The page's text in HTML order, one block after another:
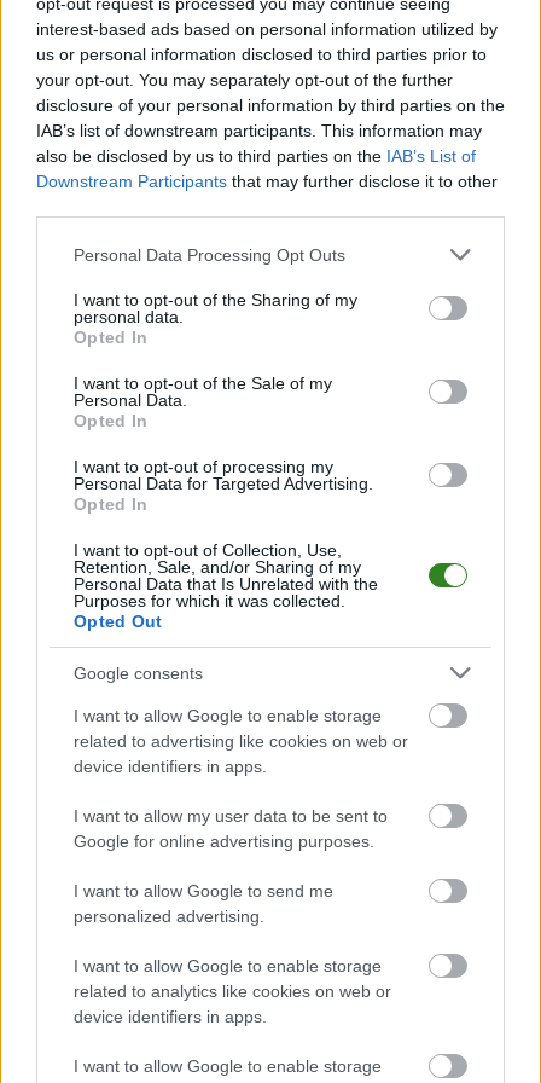
interest-based ads based on personal information utilized by
us or personal information disclosed to third parties prior to
your opt-out. You may separately opt-out of the further
disclosure of your personal information by third parties on the
IAB’s list of downstream participants. This information may
also be disclosed by us to third parties on the IAB’s List of
Downstream Participants that may further disclose it to other
Please note that this website/app uses one or more Google
not limited to your visit or usage behaviour. You may click to
grant or deny consent to Google and its third-party tags to
use your data for below specified purposes in below Google
consent section.
Personal Data Processing Opt Outs
I want to opt-out of the Sharing of my
personal data.
Opted In
I want to opt-out of the Sale of my
Personal Data.
Opted In
I want to opt-out of processing my
Personal Data for Targeted Advertising.
Opted In
I want to opt-out of Collection, Use,
Retention, Sale, and/or Sharing of my
Personal Data that Is Unrelated with the
Purposes for which it was collected.
Opted Out
Google consents
I want to allow Google to enable storage
related to advertising like cookies on web or
device identifiers in apps.
I want to allow my user data to be sent to
Google for online advertising purposes.
I want to allow Google to send me
personalized advertising.
I want to allow Google to enable storage
related to analytics like cookies on web or
device identifiers in apps.
I want to allow Google to enable storage
Wynik meczu LKS Lubatówka vs Tęcza Zręcin
Po zakończeniu spotkania automatycznie publikujemyoficjalny wynik
spotkania, a także dane meczowe, jeśli są dostępne.
Pełny harmonogram rozgrywek dostępny jest tutaj:Krosno > Klasa A,
gr. II - terminarz.
Informacje o składach i strzelcach
rezerwowych, zmiany oraz listę strzelców bramek. Informacje te
Jeśli jesteś kibicem klubu LKS Lubatówka lub Tęcza Zręcin - zaglądaj tutaj
częściej. Nasz serwis regularnie dostarcza informacje o
PodkarpacieLive.pl to największa bazameczów lokalnych drużyn
piłkarskichw województwie. Sprawdź nasze relacje, śledź ulubioną ligę i
bądź na bieżąco z wydarzeniami z boisk!
Analiza przed meczem: LKS Lubatówka vs Tęcza Zręcin
LKS Lubatówka - Tęcza Zręcin
2026. Początek meczu o godz. 14:00.
LKS Lubatówka przystępuje do tego spotkania w roli gospodarza. Jak
drużyna radzi sobie w sezonie 2025/2026 rozgrywek Krosno > Klasa A, gr.
II przed własną publicznością? Na tej stronie możecie zobaczyć tabelę
uwzględniającą tylko mecze u siebie. W tabeli biorącej pod uwagę tylko
mecze wyjazdowe możecie natomiast sprawdzić jak spisuje się klub
Krosno > Klasa A, gr. II - sytuacja w tabeli
Przed meczami 22. kolejki - Krosno > Klasa A, gr. II gospodarze (LKS
2. miejscu.
Poniżej znajdziesz także ostatnie mecze obu drużyn oraz statystyki
LKS Lubatówka vs. Tęcza Zręcin - relacja, wynik na żywo,
transmisja
Wynik meczu LKS Lubatówka - Tęcza Zręcin znajdziesz na naszej stronie
zaraz po jego zakończeniu. Jeżeli szukasz informacji meczowych, zajrzyj
LKS Lubatówka vs. Tęcza Zręcin - wynik, składy, strzelcy
Jeżeli w internecie lub TV dostępna jest
albo innych spotkań Krosno > Klasa A,
gr. II na pewno znajdziesz takie informacje na naszym portalu. Możliwe